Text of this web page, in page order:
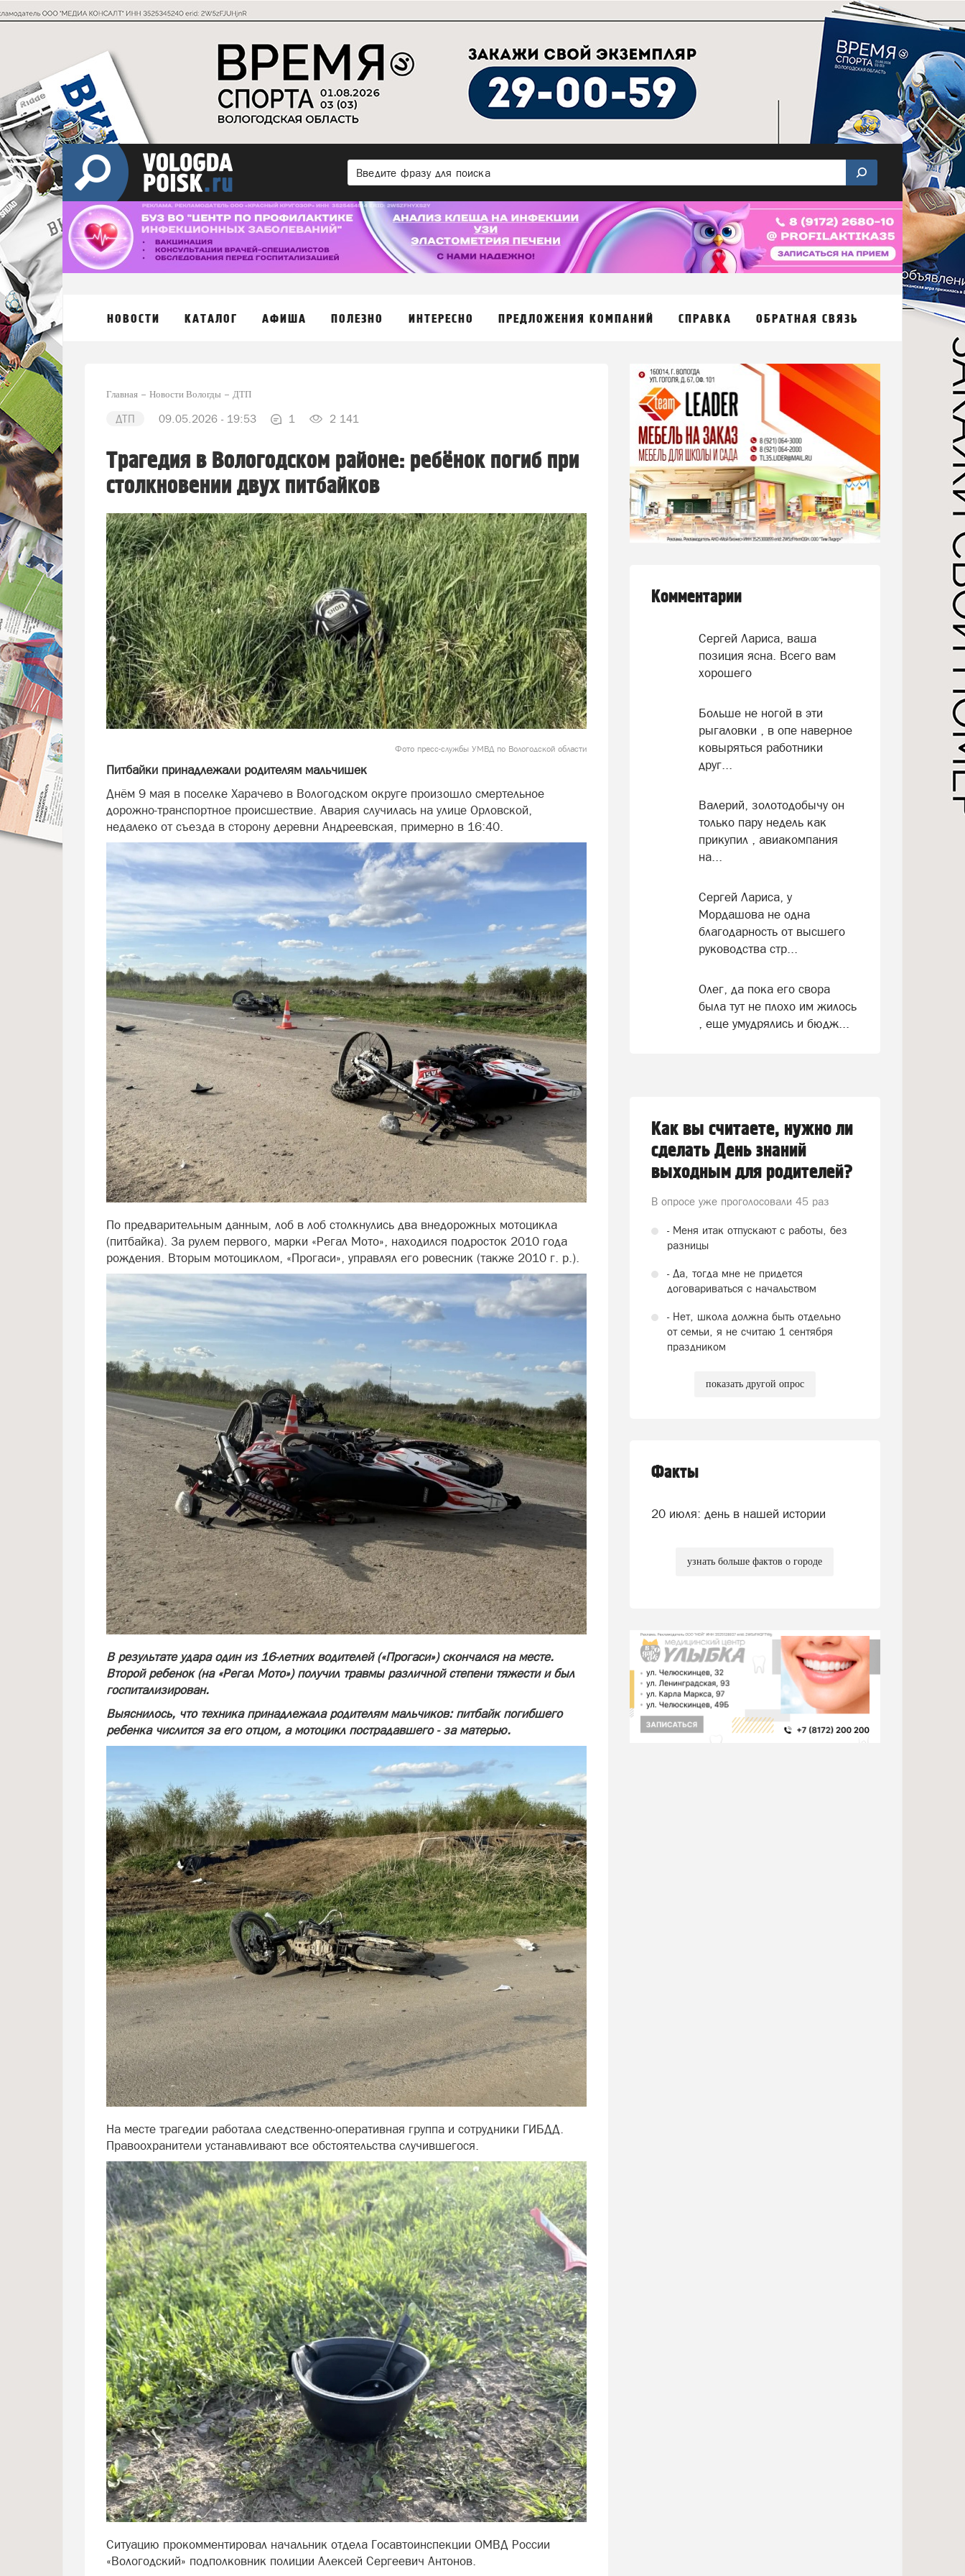
НОВОСТИ КАТАЛОГ АФИША ПОЛЕЗНО ИНТЕРЕСНО ПРЕДЛОЖЕНИЯ КОМПАНИЙ СПРАВКА ОБРАТНАЯ СВЯЗЬ
Главная Новости Вологды ДТП
ДТП 09.05.2026 - 19:53 1 2 141
Трагедия в Вологодском районе: ребёнок погиб при
столкновении двух питбайков
Фото пресс-службы УМВД по Вологодской области
Питбайки принадлежали родителям мальчишек
Днём 9 мая в поселке Харачево в Вологодском округе произошло смертельное
дорожно-транспортное происшествие. Авария случилась на улице Орловской,
недалеко от съезда в сторону деревни Андреевская, примерно в 16:40.
По предварительным данным, лоб в лоб столкнулись два внедорожных мотоцикла
(питбайка). За рулем первого, марки «Регал Мото», находился подросток 2010 года
рождения. Вторым мотоциклом, «Прогаси», управлял его ровесник (также 2010 г. р.).
В результате удара один из 16-летних водителей («Прогаси») скончался на месте.
Второй ребенок (на «Регал Мото») получил травмы различной степени тяжести и был
госпитализирован.
Выяснилось, что техника принадлежала родителям мальчиков: питбайк погибшего
ребенка числится за его отцом, а мотоцикл пострадавшего - за матерью.
На месте трагедии работала следственно-оперативная группа и сотрудники ГИБДД.
Правоохранители устанавливают все обстоятельства случившегося.
Ситуацию прокомментировал начальник отдела Госавтоинспекции ОМВД России
«Вологодский» подполковник полиции Алексей Сергеевич Антонов.
Комментарии
Сергей Лариса, ваша
позиция ясна. Всего вам
хорошего
Больше не ногой в эти
рыгаловки , в опе наверное
ковыряться работники
друг...
Валерий, золотодобычу он
только пару недель как
прикупил , авиакомпания
на...
Сергей Лариса, у
Мордашова не одна
благодарность от высшего
руководства стр...
Олег, да пока его свора
была тут не плохо им жилось
, еще умудрялись и бюдж...
Как вы считаете, нужно ли
сделать День знаний
выходным для родителей?
В опросе уже проголосовали 45 раз
- Меня итак отпускают с работы, без
разницы
- Да, тогда мне не придется
договариваться с начальством
- Нет, школа должна быть отдельно
от семьи, я не считаю 1 сентября
праздником
показать другой опрос
Факты
20 июля: день в нашей истории
узнать больше фактов о городе